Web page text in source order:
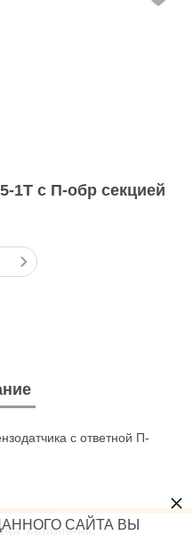
1T с П-обр секцией
с ответной П-
защищены.САЙТА ВЫ
×